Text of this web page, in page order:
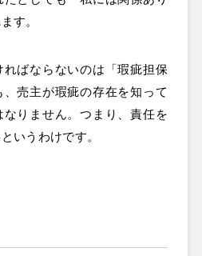
す。
ばならないのは「瑕疵担保
売主が瑕疵の存在を知って
りません。つまり、責任を
いうわけです。